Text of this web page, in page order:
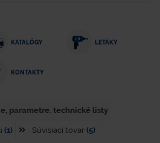
KATALÓGY LETÁKY
KONTAKTY
parametre. technické listy
(1) Súvisiaci tovar (5)